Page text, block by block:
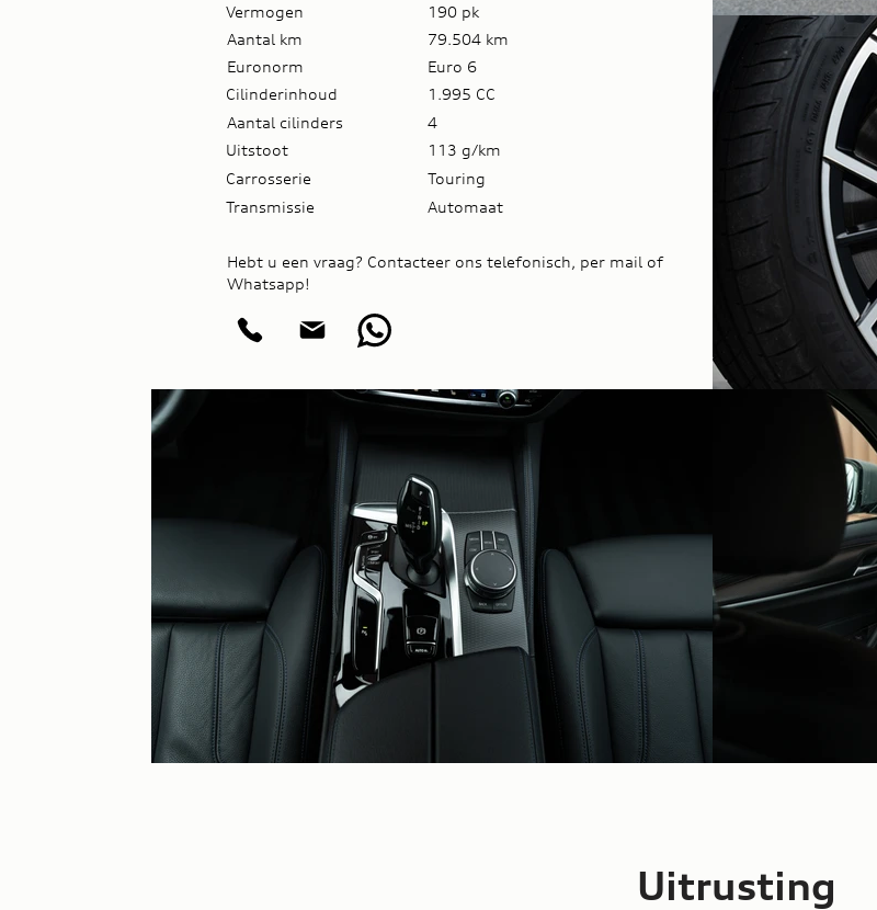
Vermogen
Aantal km
Euronorm
Cilinderinhoud
Aantal cilinders
Uitstoot
Carrosserie
Transmissie
190 pk
79.504 km
Euro 6
1.995 CC
4
113 g/km
Touring
Automaat
Hebt u een vraag? Contacteer ons telefonisch, per mail of
Whatsapp!
Uitrusting